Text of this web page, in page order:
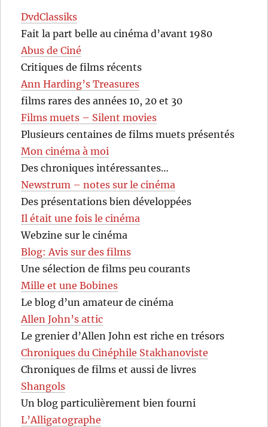
DvdClassiks
Fait la part belle au cinéma d’avant 1980
Abus de Ciné
Critiques de films récents
Ann Harding’s Treasures
films rares des années 10, 20 et 30
Films muets – Silent movies
Plusieurs centaines de films muets présentés
Mon cinéma à moi
Des chroniques intéressantes…
Newstrum – notes sur le cinéma
Des présentations bien développées
Il était une fois le cinéma
Webzine sur le cinéma
Blog: Avis sur des films
Une sélection de films peu courants
Mille et une Bobines
Le blog d’un amateur de cinéma
Allen John’s attic
Le grenier d’Allen John est riche en trésors
Chroniques du Cinéphile Stakhanoviste
Chroniques de films et aussi de livres
Shangols
Un blog particulièrement bien fourni
L’Alligatographe